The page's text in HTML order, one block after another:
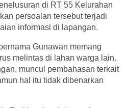
di RT 55 Kelurahan
persoalan tersebut terjadi
informasi di lapangan.
Gunawan memang
melintas di lahan warga lain.
muncul pembahasan terkait
hal itu tidak dibenarkan